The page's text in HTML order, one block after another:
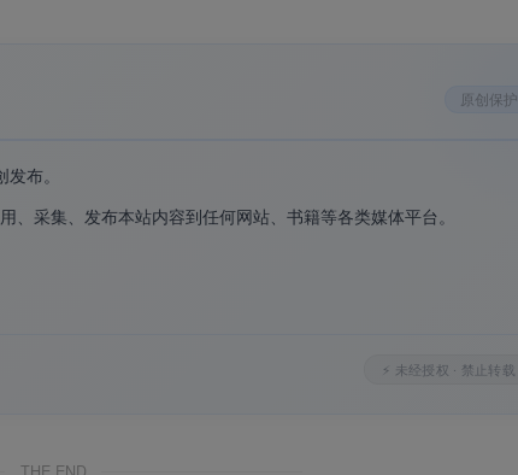
简化操作流程。
原创保护
发布。
采集、发布本站内容到任何网站、书籍等各类媒体平台。
⚡ 未经授权 · 禁止转载